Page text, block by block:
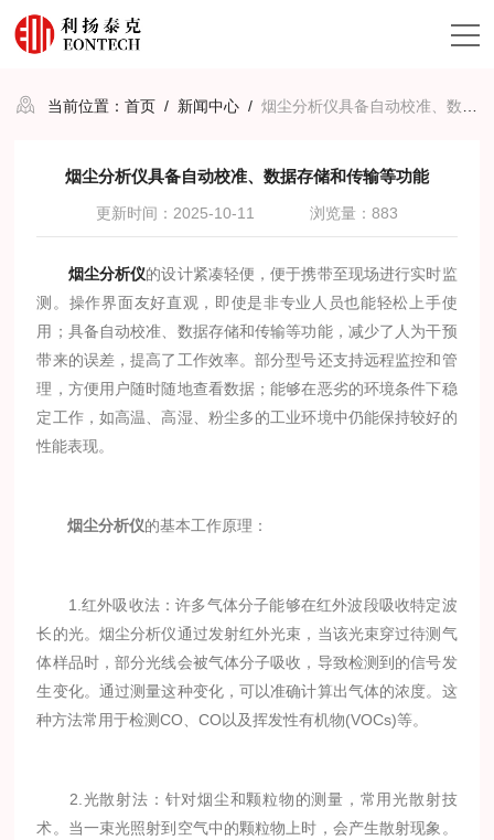
当前位置：首页 / 新闻中心 /烟尘分析仪具备自动校准、数据存储和传输等功能
烟尘分析仪具备自动校准、数据存储和传输等功能
更新时间：2025-10-11 浏览量：883
烟尘分析仪的设计紧凑轻便，便于携带至现场进行实时监
测。操作界面友好直观，即使是非专业人员也能轻松上手使
用；具备自动校准、数据存储和传输等功能，减少了人为干预
带来的误差，提高了工作效率。部分型号还支持远程监控和管
理，方便用户随时随地查看数据；能够在恶劣的环境条件下稳
定工作，如高温、高湿、粉尘多的工业环境中仍能保持较好的
性能表现。
烟尘分析仪的基本工作原理：
1.红外吸收法：许多气体分子能够在红外波段吸收特定波
长的光。烟尘分析仪通过发射红外光束，当该光束穿过待测气
体样品时，部分光线会被气体分子吸收，导致检测到的信号发
生变化。通过测量这种变化，可以准确计算出气体的浓度。这
种方法常用于检测CO、CO以及挥发性有机物(VOCs)等。
2.光散射法：针对烟尘和颗粒物的测量，常用光散射技
术。当一束光照射到空气中的颗粒物上时，会产生散射现象。